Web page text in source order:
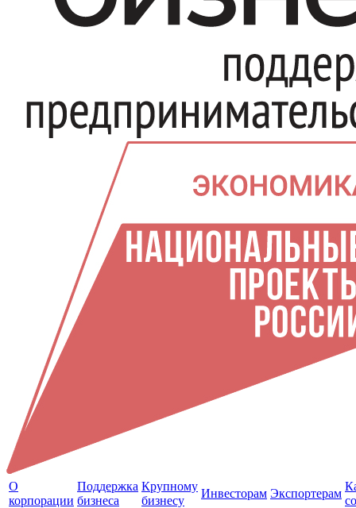
О
корпорации
Поддержка
бизнеса
Крупному
бизнесу
Инвесторам Экспортерам